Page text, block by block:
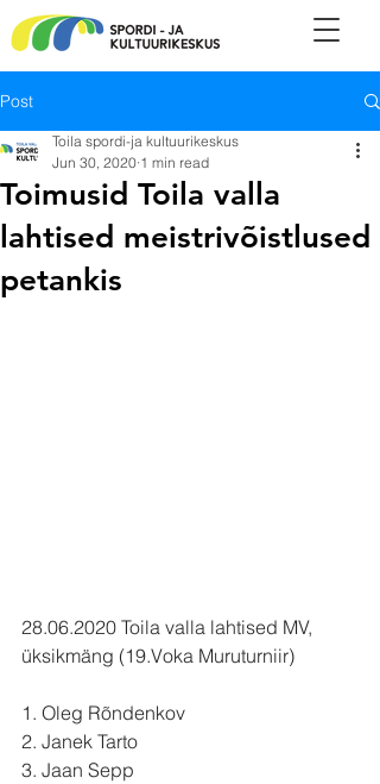
Post
Toimusid Toila valla
lahtised meistrivõistlused
petankis
Toila spordi-ja kultuurikeskus
Jun 30, 2020 1 min read
28.06.2020 Toila valla lahtised MV,
üksikmäng (19.Voka Muruturniir)
1. Oleg Rõndenkov
2. Janek Tarto
3. Jaan Sepp